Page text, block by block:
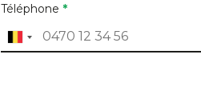
Téléphone *